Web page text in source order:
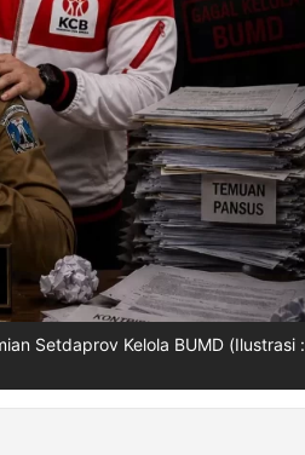
Setdaprov Kelola BUMD (Ilustrasi :